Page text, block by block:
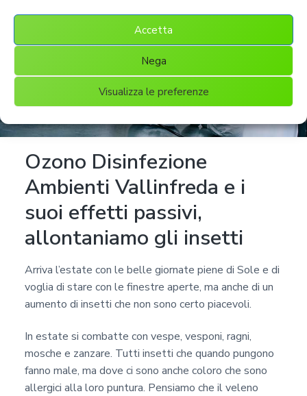
Accetta
Nega
Visualizza le preferenze
Ozono Disinfezione
Ambienti Vallinfreda e i
suoi effetti passivi,
allontaniamo gli insetti
Arriva l’estate con le belle giornate piene di Sole e di
voglia di stare con le finestre aperte, ma anche di un
aumento di insetti che non sono certo piacevoli.
In estate si combatte con vespe, vesponi, ragni,
mosche e zanzare. Tutti insetti che quando pungono
fanno male, ma dove ci sono anche coloro che sono
allergici alla loro puntura. Pensiamo che il veleno